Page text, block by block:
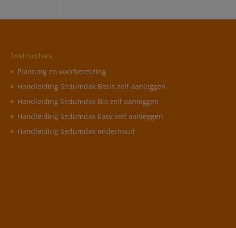
Instructies
Planning en voorbereiding
Handleiding Sedumdak Basis zelf aanleggen
Handleiding Sedumdak Bio zelf aanleggen
Handleiding Sedumdak Easy zelf aanleggen
Handleiding Sedumdak onderhoud